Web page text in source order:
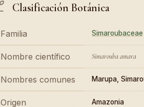
Clasificación Botánica
Familia Simaroubaceae
Nombre científico Simarouba amara
Nombres comunes Marupa,
Origen Amazonia